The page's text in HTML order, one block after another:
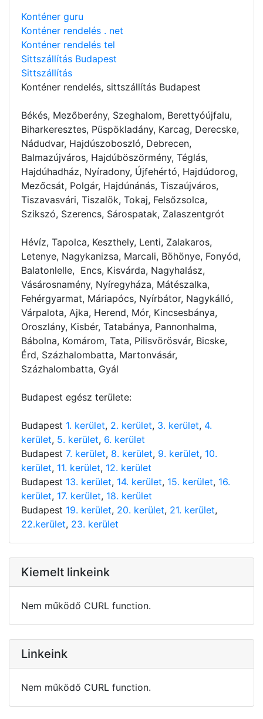
Konténer guru
Konténer rendelés . net
Konténer rendelés tel
Sittszállítás Budapest
Sittszállítás
Konténer rendelés, sittszállítás Budapest
Békés, Mezőberény, Szeghalom, Berettyóújfalu,
Biharkeresztes, Püspökladány, Karcag, Derecske,
Nádudvar, Hajdúszoboszló, Debrecen,
Balmazújváros, Hajdúböszörmény, Téglás,
Hajdúhadház, Nyíradony, Újfehértó, Hajdúdorog,
Mezőcsát, Polgár, Hajdúnánás, Tiszaújváros,
Tiszavasvári, Tiszalök, Tokaj, Felsőzsolca,
Szikszó, Szerencs, Sárospatak, Zalaszentgrót
Hévíz, Tapolca, Keszthely, Lenti, Zalakaros,
Letenye, Nagykanizsa, Marcali, Böhönye, Fonyód,
Balatonlelle, Encs, Kisvárda, Nagyhalász,
Vásárosnamény, Nyíregyháza, Mátészalka,
Fehérgyarmat, Máriapócs, Nyírbátor, Nagykálló,
Várpalota, Ajka, Herend, Mór, Kincsesbánya,
Oroszlány, Kisbér, Tatabánya, Pannonhalma,
Bábolna, Komárom, Tata, Pilisvörösvár, Bicske,
Érd, Százhalombatta, Martonvásár,
Százhalombatta, Gyál
Budapest egész területe:
Budapest 1. kerület, 2. kerület, 3. kerület, 4.
kerület, 5. kerület, 6. kerület
Budapest 7. kerület, 8. kerület, 9. kerület, 10.
kerület, 11. kerület, 12. kerület
Budapest 13. kerület, 14. kerület, 15. kerület, 16.
kerület, 17. kerület, 18. kerület
Budapest 19. kerület, 20. kerület, 21. kerület,
22.kerület, 23. kerület
Kiemelt linkeink
Nem működő CURL function.
Linkeink
Nem működő CURL function.